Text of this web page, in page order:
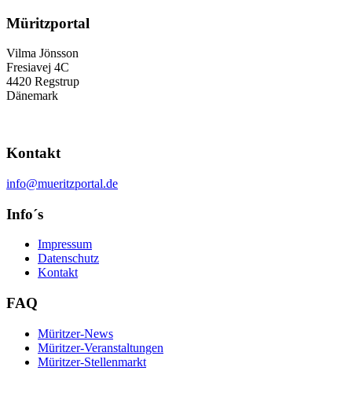
Müritzportal
Vilma Jönsson
Fresiavej 4C
4420 Regstrup
Dänemark
Kontakt
info@mueritzportal.de
Info´s
Impressum
Datenschutz
Kontakt
FAQ
Müritzer-News
Müritzer-Veranstaltungen
Müritzer-Stellenmarkt